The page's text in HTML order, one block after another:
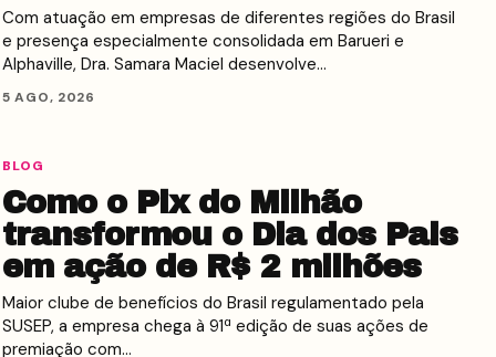
Com atuação em empresas de diferentes regiões do Brasil
e presença especialmente consolidada em Barueri e
Alphaville, Dra. Samara Maciel desenvolve…
5 AGO, 2026
BLOG
Como o Pix do Milhão
transformou o Dia dos Pais
em ação de R$ 2 milhões
Maior clube de benefícios do Brasil regulamentado pela
SUSEP, a empresa chega à 91ª edição de suas ações de
premiação com…